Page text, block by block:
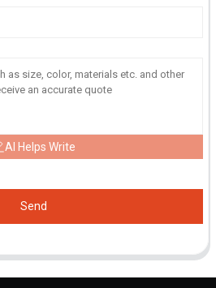
AI Helps Write
Send